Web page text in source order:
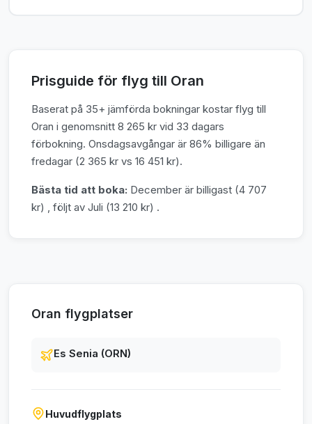
Prisguide för flyg till Oran
Baserat på 35+ jämförda bokningar kostar flyg till
Oran i genomsnitt 8 265 kr vid 33 dagars
förbokning. Onsdagsavgångar är 86% billigare än
fredagar (2 365 kr vs 16 451 kr).
Bästa tid att boka: December är billigast (4 707
kr) , följt av Juli (13 210 kr) .
Oran flygplatser
Es Senia (ORN)
Huvudflygplats